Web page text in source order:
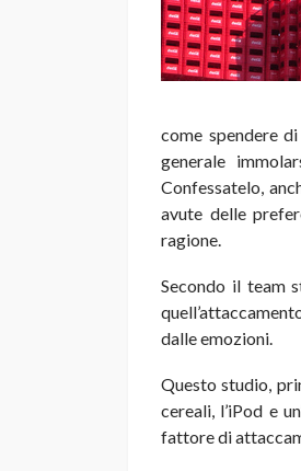
come spendere
generale
Confessatelo,
avute delle
ragione.
Secondo il team
dalle emozioni.
Questo studio,
cereali, l’iPod e
fattore di